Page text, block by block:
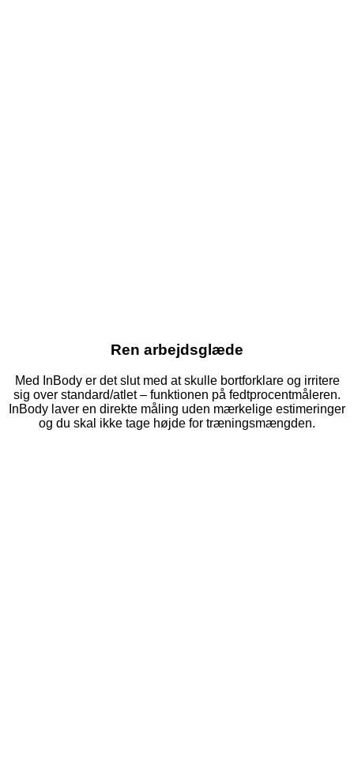
Ren arbejdsglæde
Med InBody er det slut med at skulle bortforklare og irritere
sig over standard/atlet – funktionen på fedtprocentmåleren.
InBody laver en direkte måling uden mærkelige estimeringer
og du skal ikke tage højde for træningsmængden.